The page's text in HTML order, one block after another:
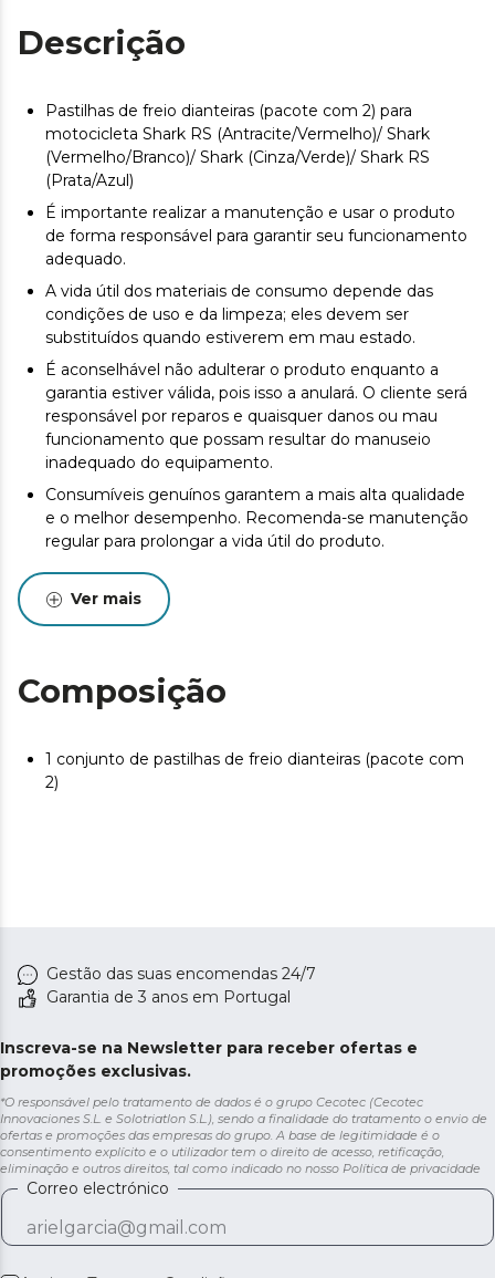
Descrição
Pastilhas de freio dianteiras (pacote com 2) para
motocicleta Shark RS (Antracite/Vermelho)/ Shark
(Vermelho/Branco)/ Shark (Cinza/Verde)/ Shark RS
(Prata/Azul)
É importante realizar a manutenção e usar o produto
de forma responsável para garantir seu funcionamento
adequado.
A vida útil dos materiais de consumo depende das
condições de uso e da limpeza; eles devem ser
substituídos quando estiverem em mau estado.
É aconselhável não adulterar o produto enquanto a
garantia estiver válida, pois isso a anulará. O cliente será
responsável por reparos e quaisquer danos ou mau
funcionamento que possam resultar do manuseio
inadequado do equipamento.
Consumíveis genuínos garantem a mais alta qualidade
e o melhor desempenho. Recomenda-se manutenção
regular para prolongar a vida útil do produto.
Ver mais
Composição
1 conjunto de pastilhas de freio dianteiras (pacote com
2)
Gestão das suas encomendas 24/7
Garantia de 3 anos em Portugal
Inscreva-se na Newsletter para receber ofertas e
promoções exclusivas.
*O responsável pelo tratamento de dados é o grupo Cecotec (Cecotec
Innovaciones S.L. e Solotriatlon S.L.), sendo a finalidade do tratamento o envio de
ofertas e promoções das empresas do grupo. A base de legitimidade é o
consentimento explícito e o utilizador tem o direito de acesso, retificação,
eliminação e outros direitos, tal como indicado no nosso Política de privacidade
Correo electrónico